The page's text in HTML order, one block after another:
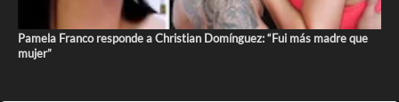
Pamela Franco responde a Christian Domínguez: “Fui más madre que
mujer”